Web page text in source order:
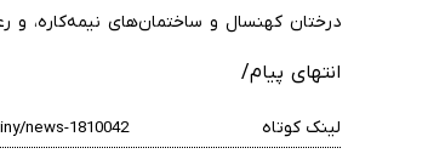
درختان کهنسال و ساختمان‌های نیمه‌کاره، و
انتهای پیام/
لینک کوتاه